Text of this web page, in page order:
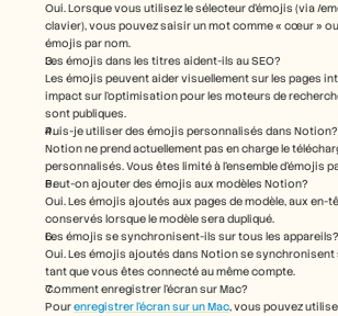
Oui. Lorsque vous utilisez le sélecteur d’émojis (via /
clavier), vous pouvez saisir un mot comme « cœur »
émojis par nom.
Les émojis dans les titres aident-ils au SEO?
Les émojis peuvent aider visuellement sur les pages
impact sur l’optimisation pour les moteurs de
sont publiques.
Puis-je utiliser des émojis personnalisés dans Notion?
Notion ne prend actuellement pas en charge le
personnalisés. Vous êtes limité à l’ensemble d’émojis
Peut-on ajouter des émojis aux modèles Notion?
Oui. Les émojis ajoutés aux pages de modèle, aux en-
conservés lorsque le modèle sera dupliqué.
Les émojis se synchronisent-ils sur tous les appareils?
Oui. Les émojis ajoutés dans Notion se
tant que vous êtes connecté au même compte.
Comment enregistrer l’écran sur Mac?
Pour enregistrer l’écran sur un Mac, vous pouvez